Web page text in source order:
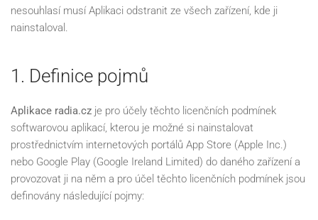
nesouhlasí musí Aplikaci odstranit ze všech zařízení, kde ji
nainstaloval.
1. Definice pojmů
Aplikace radia.cz je pro účely těchto licenčních podmínek
softwarovou aplikací, kterou je možné si nainstalovat
prostřednictvím internetových portálů App Store (Apple Inc.)
nebo Google Play (Google Ireland Limited) do daného zařízení a
provozovat ji na něm a pro účel těchto licenčních podmínek jsou
definovány následující pojmy: